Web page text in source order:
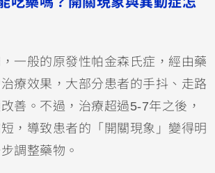
一般的原發性帕金森氏症，經由藥
療效果，大部分患者的手抖、走路
善。不過，治療超過5-7年之後，
，導致患者的「開關現象」變得明
調整藥物。